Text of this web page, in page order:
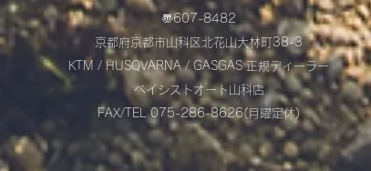
〠607-8482
京都府京都市山科区北花山大林町38-3​
KTM / HUSQVARNA / GASGAS正規ディーラー
​ベイシストオート山科店
FAX/TEL 075-286-8626(月曜定休)